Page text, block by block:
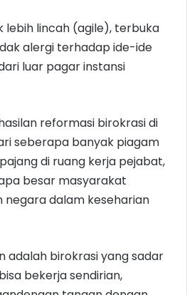
lebih lincah (agile), terbuka
alergi terhadap ide-ide
luar pagar instansi
reformasi birokrasi di
seberapa banyak piagam
di ruang kerja pejabat,
besar masyarakat
negara dalam keseharian
adalah birokrasi yang sadar
bekerja sendirian,